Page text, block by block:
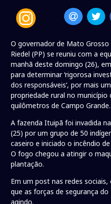
O governador de Mato Grosso
Riedel (PP) se reuniu com a
manhã deste domingo (26),
para determinar ‘rigorosa
dos responsáveis‘, por mais
propriedade rural no município
quilômetros de Campo Grande.
A fazenda Ituipã foi invadida
(25) por um grupo de 50
caseiro e iniciado o incêndio
O fogo chegou a atingir o
plantação.
Em um post nas redes
que as forças de segurança
agindo.